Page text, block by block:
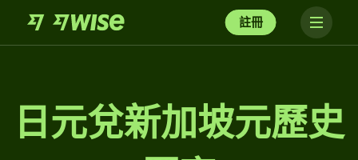
註冊
日元兌新加坡元歷史